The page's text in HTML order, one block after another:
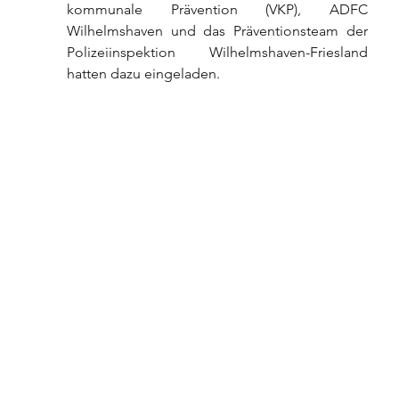
kommunale Prävention (VKP), ADFC
Wilhelmshaven und das Präventionsteam der
Polizeiinspektion Wilhelmshaven-Friesland
hatten dazu eingeladen.